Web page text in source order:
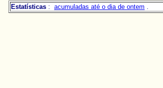
Estatísticas : acumuladas até o dia de ontem .